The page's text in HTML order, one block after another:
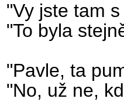
"Vy jste tam
"To byla
"Pavle, ta
"No, už ne,